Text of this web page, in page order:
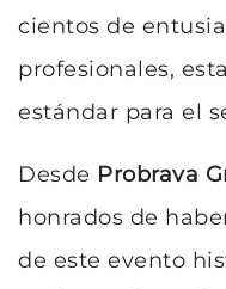
cientos de
profesionales,
estándar para el
Desde Probrava
honrados de
de este evento